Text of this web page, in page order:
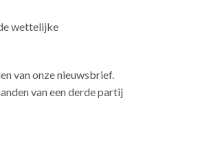
wettelijke
van onze nieuwsbrief.
van een derde partij